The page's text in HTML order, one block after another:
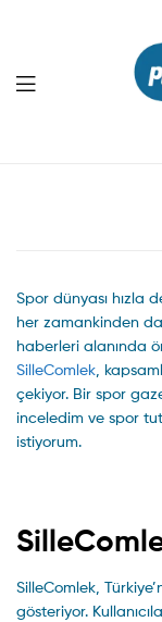
Menu
Spor dünyası hızla
her zamankinden
haberleri alanında
SilleComlek ,
çekiyor. Bir spor
inceledim ve spor
istiyorum.
SilleComlek,
gösteriyor.